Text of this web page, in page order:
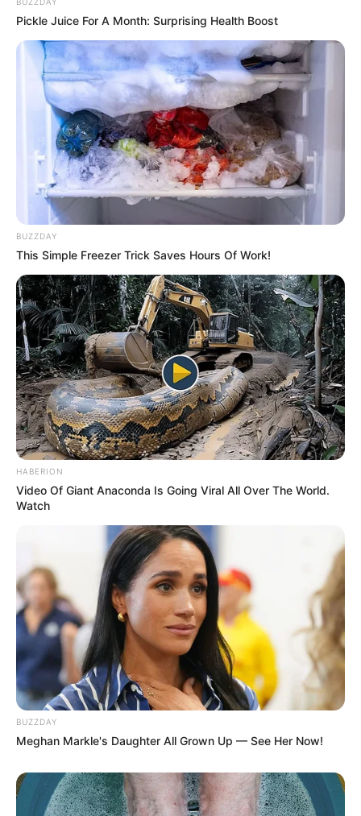
Norbert Tamás lett.
Pickle Juice For A Month: Surprising Health Boost
BUZZDAY
This Simple Freezer Trick Saves Hours Of Work!
HABERION
Video Of Giant Anaconda Is Going Viral All Over The World.
Watch
BUZZDAY
Meghan Markle's Daughter All Grown Up — See Her Now!